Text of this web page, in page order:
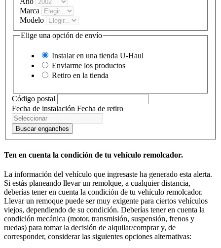
Marca
Modelo
Elige una opción de envío
Instalar en una tienda U-Haul
Enviarme los productos
Retiro en la tienda
Código postal
Fecha de instalación Fecha de retiro
Buscar enganches
Ten en cuenta la condición de tu vehículo remolcador.
La información del vehículo que ingresaste ha generado esta alerta.
Si estás planeando llevar un remolque, a cualquier distancia,
deberías tener en cuenta la condición de tu vehículo remolcador.
Llevar un remoque puede ser muy exigente para ciertos vehículos
viejos, dependiendo de su condición. Deberías tener en cuenta la
condición mecánica (motor, transmisión, suspensión, frenos y
ruedas) para tomar la decisión de alquilar/comprar y, de
corresponder, considerar las siguientes opciones alternativas: